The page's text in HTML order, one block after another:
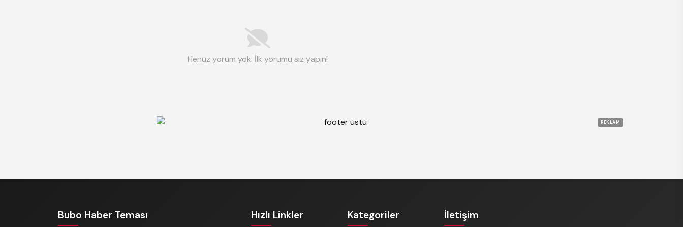
Henüz yorum yok. İlk yorumu siz yapın!
REKLAM
Bubo Haber Teması Hızlı Linkler Kategoriler İletişim